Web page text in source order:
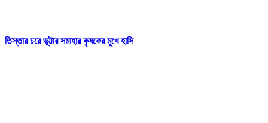
তিস্তার চরে ভূট্টার সমাহার কৃষকের মুখে হাসি